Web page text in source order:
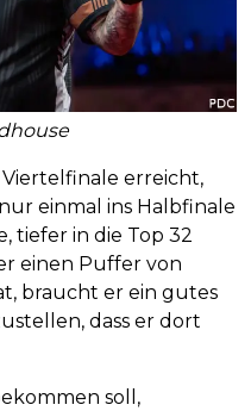
erreicht,
einmal ins Halbfinale
tiefer in die Top 32
einen Puffer von
braucht er ein gutes
dass er dort
soll,